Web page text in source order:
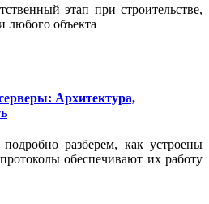
этап при строительстве,
любого объекта
Архитектура,
разберем, как устроены
обеспечивают их работу